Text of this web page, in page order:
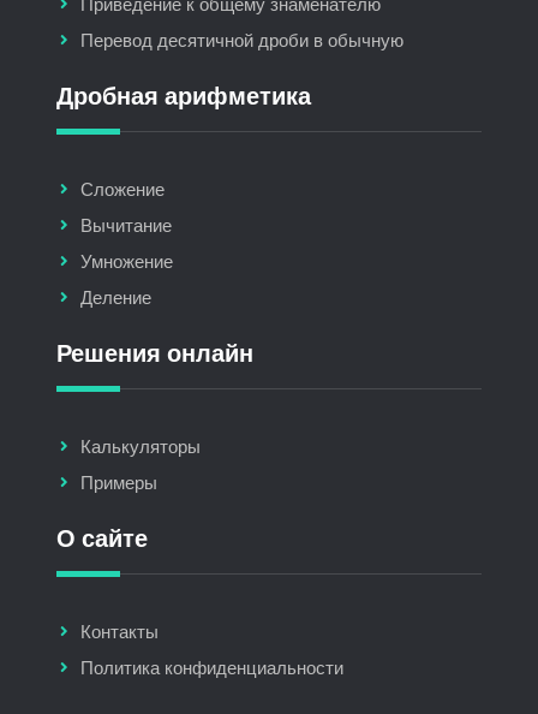
Перевод десятичной дроби в обычную
Дробная арифметика
Сложение
Вычитание
Умножение
Деление
Решения онлайн
Калькуляторы
Примеры
О сайте
Контакты
Политика конфиденциальности